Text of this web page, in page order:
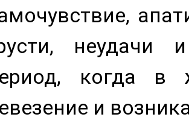
неудачи
когда в
и